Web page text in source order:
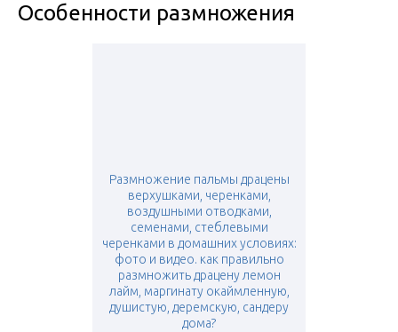
Особенности размножения
Размножение пальмы драцены
верхушками, черенками,
воздушными отводками,
семенами, стеблевыми
черенками в домашних условиях:
фото и видео. как правильно
размножить драцену лемон
лайм, маргинату окаймленную,
душистую, деремскую, сандеру
дома?